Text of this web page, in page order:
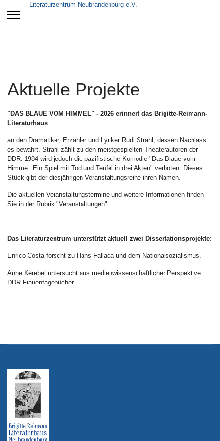
Literaturzentrum Neubrandenburg e.V.
Aktuelle Projekte
"DAS BLAUE VOM HIMMEL" - 2026 erinnert das Brigitte-Reimann-
Literaturhaus
an den Dramatiker, Erzähler und Lyriker Rudi Strahl, dessen Nachlass
es bewahrt. Strahl zählt zu den meistgespielten Theaterautoren der
DDR. 1984 wird jedoch die pazifistische Komödie "Das Blaue vom
Himmel. Ein Spiel mit Tod und Teufel in drei Akten" verboten. Dieses
Stück gibt der diesjährigen Veranstaltungsreihe ihren Namen.
Die aktuellen Veranstaltungstermine und weitere Informationen finden
Sie in der Rubrik "Veranstaltungen".
Das Literaturzentrum unterstützt aktuell zwei Dissertationsprojekte:
Enrico Costa forscht zu Hans Fallada und dem Nationalsozialismus.
Anne Kerebel untersucht aus medienwissenschaftlicher Perspektive
DDR-Frauentagebücher.